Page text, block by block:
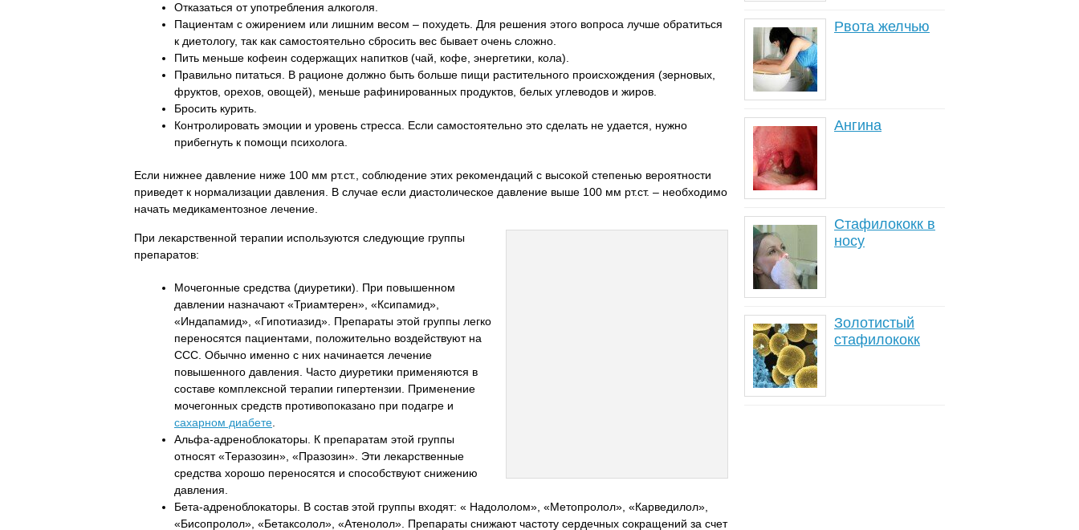
Отказаться от употребления алкоголя.
Пациентам с ожирением или лишним весом – похудеть. Для решения этого вопроса лучше обратиться
к диетологу, так как самостоятельно сбросить вес бывает очень сложно.
Пить меньше кофеин содержащих напитков (чай, кофе, энергетики, кола).
Правильно питаться. В рационе должно быть больше пищи растительного происхождения (зерновых,
фруктов, орехов, овощей), меньше рафинированных продуктов, белых углеводов и жиров.
Бросить курить.
Контролировать эмоции и уровень стресса. Если самостоятельно это сделать не удается, нужно
прибегнуть к помощи психолога.
Если нижнее давление ниже 100 мм рт.ст., соблюдение этих рекомендаций с высокой степенью вероятности
приведет к нормализации давления. В случае если диастолическое давление выше 100 мм рт.ст. – необходимо
начать медикаментозное лечение.
При лекарственной терапии используются следующие группы
препаратов:
Мочегонные средства (диуретики). При повышенном
давлении назначают «Триамтерен», «Ксипамид»,
«Индапамид», «Гипотиазид». Препараты этой группы легко
переносятся пациентами, положительно воздействуют на
ССС. Обычно именно с них начинается лечение
повышенного давления. Часто диуретики применяются в
составе комплексной терапии гипертензии. Применение
мочегонных средств противопоказано при подагре и
сахарном диабете
Альфа-адреноблокаторы. К препаратам этой группы
относят «Теразозин», «Празозин». Эти лекарственные
средства хорошо переносятся и способствуют снижению
давления.
Бета-адреноблокаторы. В состав этой группы входят: « Надололом», «Метопролол», «Карведилол»,
«Бисопролол», «Бетаксолол», «Атенолол». Препараты снижают частоту сердечных сокращений за счет
Рвота желчью
Ангина
Стафилококк в
носу
Золотистый
стафилококк